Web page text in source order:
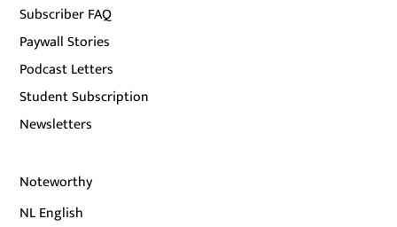
Subscriber FAQ
Paywall Stories
Podcast Letters
Student Subscription
Newsletters
Noteworthy
NL English